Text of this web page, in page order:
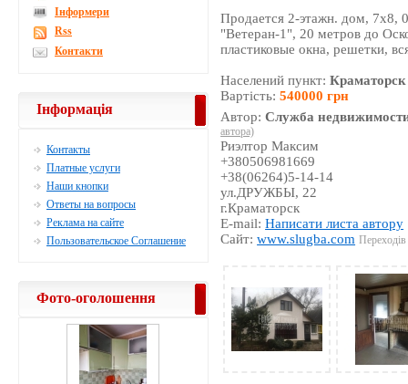
Продается 2-этажн. дом, 7х8,
"Ветеран-1", 20 метров до
пластиковые окна, решетки,
Населений пункт:Краматорск
Вартість:540000 грн
Автор:Служба
автора)
Риэлтор Максим
+380506981669
+38(06264)5-14-14
ул.ДРУЖБЫ, 22
г.Краматорск
E-mail:Написати листа автору
Сайт:www.slugba.com
Інформери
Rss
Контакти
Інформація
Контакты
Платные услуги
Наши кнопки
Ответы на вопросы
Реклама на сайте
Пользовательское Соглашение
Фото-оголошення